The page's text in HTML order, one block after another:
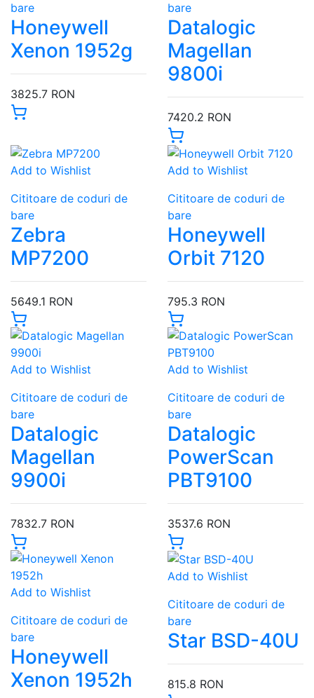
bare
Honeywell
Xenon 1952g
3825.7 RON
bare
Datalogic
Magellan
9800i
7420.2 RON
Add to Wishlist
Cititoare de coduri de
bare
Zebra
MP7200
5649.1 RON
Add to Wishlist
Cititoare de coduri de
bare
Honeywell
Orbit 7120
795.3 RON
Add to Wishlist
Cititoare de coduri de
bare
Datalogic
Magellan
9900i
7832.7 RON
Add to Wishlist
Cititoare de coduri de
bare
Datalogic
PowerScan
PBT9100
3537.6 RON
Add to Wishlist
Cititoare de coduri de
bare
Honeywell
Xenon 1952h
Add to Wishlist
Cititoare de coduri de
bare
Star BSD-40U
815.8 RON